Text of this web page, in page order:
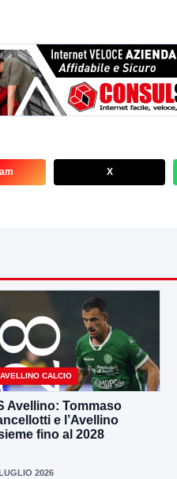
X
AVELLINO CALCIO
Avellino: Tommaso
e l’Avellino
fino al 2028
2026